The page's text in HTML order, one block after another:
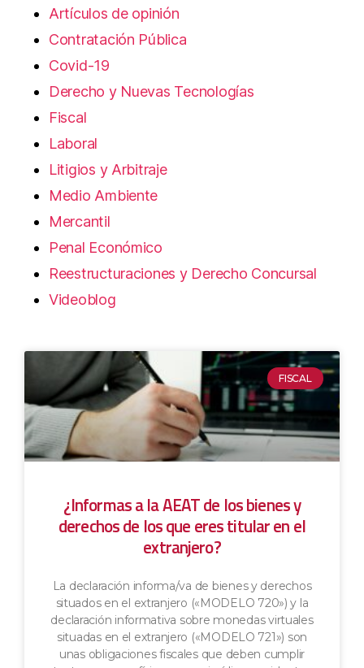
Artículos de opinión
Contratación Pública
Covid-19
Derecho y Nuevas Tecnologías
Fiscal
Laboral
Litigios y Arbitraje
Medio Ambiente
Mercantil
Penal Económico
Reestructuraciones y Derecho Concursal
Videoblog
FISCAL
¿Informas a la AEAT de los bienes y
derechos de los que eres titular en el
extranjero?
La declaración informa/va de bienes y derechos
situados en el extranjero («MODELO 720») y la
declaración informativa sobre monedas virtuales
situadas en el extranjero («MODELO 721») son
unas obligaciones fiscales que deben cumplir